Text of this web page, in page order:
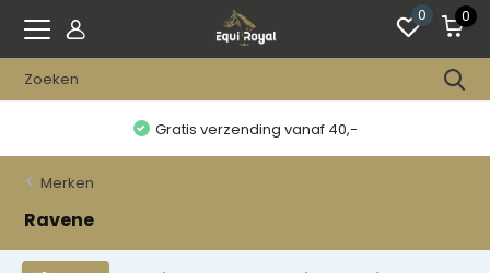
0 0
Gratis verzending vanaf 40,-
Merken
Ravene